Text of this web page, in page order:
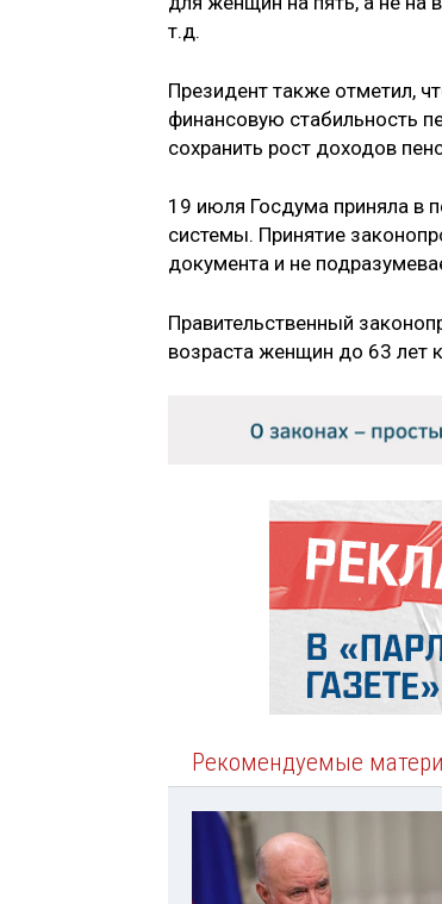
т.д.
Президент также отметил,
финансовую стабильность
сохранить рост доходов
19 июля Госдума приняла в
системы. Принятие
документа и не
Правительственный
возраста женщин до 63 лет
Рекомендуемые